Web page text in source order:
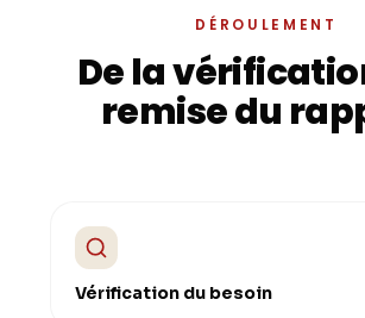
DÉROULEMENT
De la
remise du
Vérification du besoin